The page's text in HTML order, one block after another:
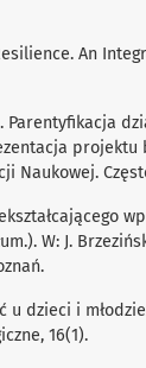
An
Parentyﬁkacja
projektu
Naukowej.
W: J.
u dzieci i
16(1).